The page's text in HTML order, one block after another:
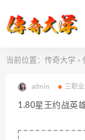
当前位置： 传奇大学 >
admin 三职
1.80星王约战英